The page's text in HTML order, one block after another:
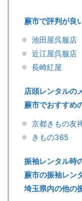
蕨市で評判が良
池田屋呉服店
近江屋呉服店
長崎紅屋
店頭レンタルの
蕨市でおすすめ
京都きもの友
きもの365
振袖レンタル時
蕨市の振袖レン
埼玉県内の他の